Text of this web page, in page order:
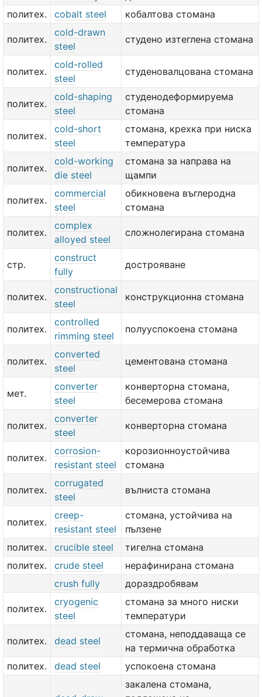
политех.
cobalt steel кобалтова стомана
политех.
cold-drawn
steel
студено изтеглена стомана
политех.
cold-rolled
steel
студеновалцована стомана
политех.
cold-shaping
steel
студенодеформируема
стомана
политех.
cold-short
steel
стомана, крехка при ниска
температура
политех.
cold-working
die steel
стомана за направа на
щампи
политех.
commercial
steel
обикновена въглеродна
стомана
политех.
complex
alloyed steel
сложнолегирана стомана
стр.
construct
fully
дострояване
политех.
constructional
steel
конструкционна стомана
политех.
controlled
rimming steel
полууспокоена стомана
политех.
converted
steel
цементована стомана
мет.
converter
steel
конверторна стомана,
бесемерова стомана
политех.
converter
steel
конверторна стомана
политех.
corrosion-
resistant steel
корозионноустойчива
стомана
политех.
corrugated
steel
вълниста стомана
политех.
creep-
resistant steel
стомана, устойчива на
пълзене
политех.
crucible steel
тигелна стомана
политех.
crude steel
нерафинирана стомана
crush fully
дораздробявам
политех.
cryogenic
steel
стомана за много ниски
температури
политех. dead steel
стомана, неподдаваща се
на термична обработка
политех.
dead steel успокоена стомана
закалена стомана,